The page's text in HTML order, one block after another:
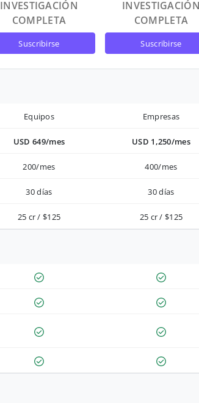
INVESTIGACIÓN
COMPLETA
suscribirse
COMPLETA
suscribirse
Equipos Empresas
USD 649/mes USD 1,250/mes
200/mes 400/mes
30 días 30 días
25 cr / $125 25 cr / $125